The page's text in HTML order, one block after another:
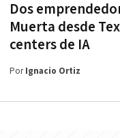
Dos
Muerta desde
centers de IA
PorIgnacio Ortiz